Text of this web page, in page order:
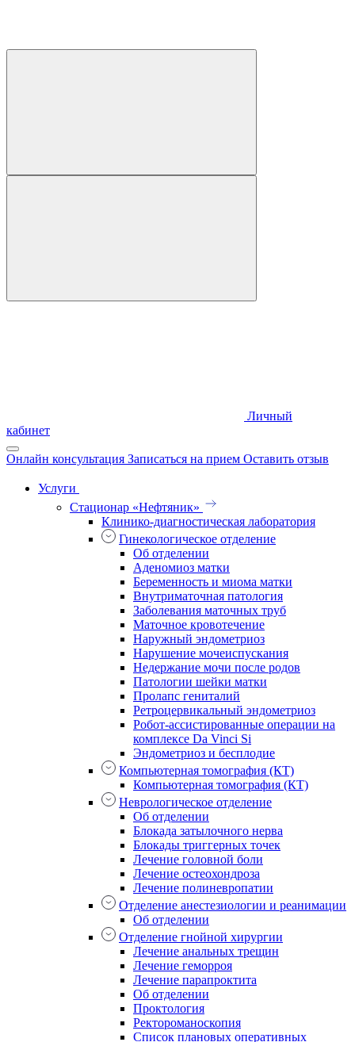
Личный
кабинет
Онлайн консультация Записаться на прием Оставить отзыв
Услуги
Стационар «Нефтяник»
Клинико-диагностическая лаборатория
Гинекологическое отделение
Об отделении
Аденомиоз матки
Беременность и миома матки
Внутриматочная патология
Заболевания маточных труб
Маточное кровотечение
Наружный эндометриоз
Нарушение мочеиспускания
Недержание мочи после родов
Патологии шейки матки
Пролапс гениталий
Ретроцервикальный эндометриоз
Робот-ассистированные операции на
комплексе Da Vinci Si
Эндометриоз и бесплодие
Компьютерная томография (КТ)
Компьютерная томография (КТ)
Неврологическое отделение
Об отделении
Блокада затылочного нерва
Блокады триггерных точек
Лечение головной боли
Лечение остеохондроза
Лечение полиневропатии
Отделение анестезиологии и реанимации
Об отделении
Отделение гнойной хирургии
Лечение анальных трещин
Лечение геморроя
Лечение парапроктита
Об отделении
Проктология
Ректороманоскопия
Список плановых оперативных